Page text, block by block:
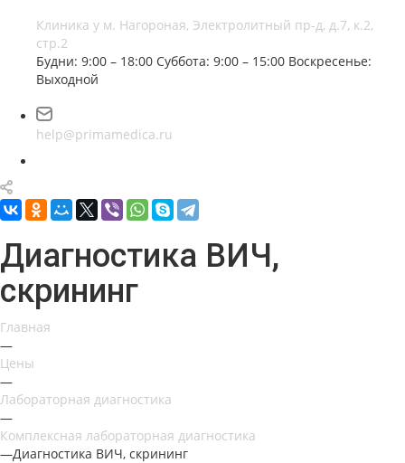
Клиника у м. Нагороная, Электролитный пр-д, д.7, к.2,
стр.2
Будни: 9:00 – 18:00 Суббота: 9:00 – 15:00 Воскресенье:
Выходной
help@primamedica.ru
Диагностика ВИЧ,
скрининг
Главная
—
Цены
—
Лабораторная диагностика
—
Комплексная лабораторная диагностика
—Диагностика ВИЧ, скрининг